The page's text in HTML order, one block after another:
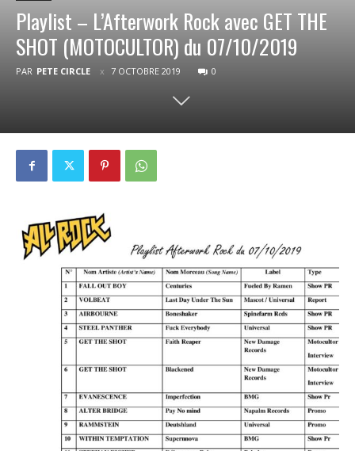
Playlist – L’Afterwork Rock avec GET THE
SHOT (MOTOCULTOR) du 07/10/2019
PAR PETE CIRCLE 7 OCTOBRE 2019 0